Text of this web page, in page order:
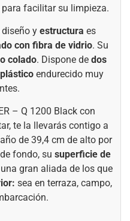
para facilitar su limpieza.
y estructura es
con fibra de vidrio. Su
colado. Dispone de dos
endurecido muy
– Q 1200 Black con
te la llevarás contigo a
de 39,4 cm de alto por
fondo, su superficie de
una gran aliada de los que
sea en terraza, campo,